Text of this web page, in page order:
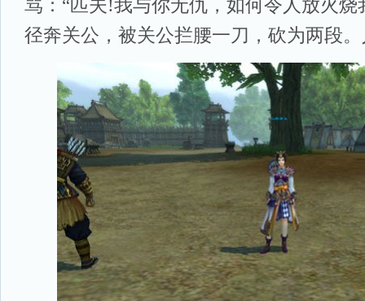
骂：“匹夫!我与你无仇，如何令人放火烧
径奔关公，被关公拦腰一刀，砍为两段